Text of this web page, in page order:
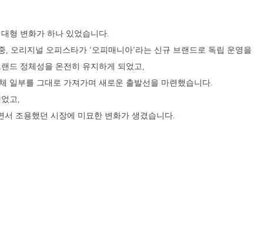
형 변화가 하나 있었습니다.
, 오리지널 오피스타가 ‘오피매니아’라는 신규 브랜드로 독립 운영
드 정체성을 온전히 유지하게 되었고,
일부를 그대로 가져가며 새로운 출발선을 마련했습니다.
고,
서 조용했던 시장에 미묘한 변화가 생겼습니다.